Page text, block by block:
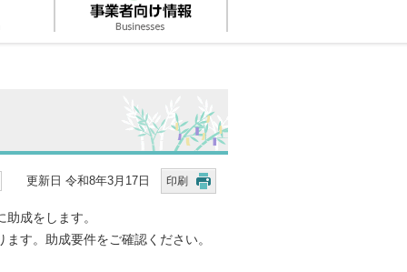
更新日 令和8年3月17日 印刷
成をします。
す。助成要件をご確認ください。